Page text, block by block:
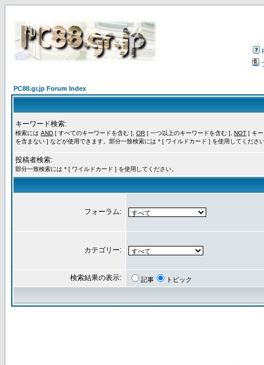
PC88.gr.jp Forum Index
キーワード検索:
検索には AND [ すべてのキーワードを含む ], OR [ 一つ以上のキーワードを含む ], NOT [ キ
を含まない ] などが使用できます。部分一致検索には * [ ワイルドカード ] を使用してくださ
投稿者検索:
部分一致検索には * [ ワイルドカード ] を使用してください。
フォーラム:
カテゴリー:
検索結果の表示: 記事 トピック